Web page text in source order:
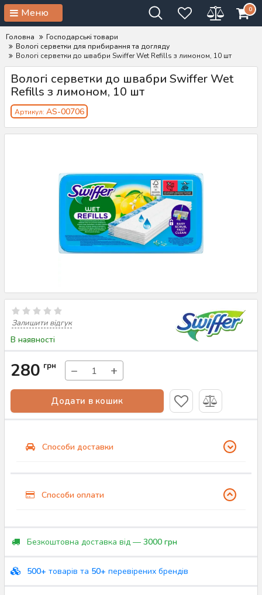
Меню 0
Головна
Господарські товари
Вологі серветки для прибирання та догляду
Вологі серветки до швабри Swiffer Wet Refills з лимоном, 10 шт
Вологі серветки до швабри Swiffer Wet
Refills з лимоном, 10 шт
Артикул: AS-00706
Залишити відгук
В наявності
280 грн − +
Додати в кошик
Способи доставки
Способи оплати
Безкоштовна доставка від — 3000 грн
500+ товарів та 50+ перевірених брендів